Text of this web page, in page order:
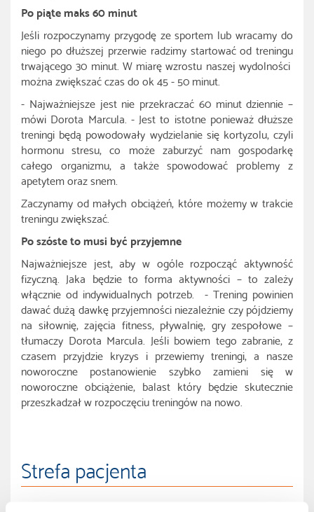
Po piąte maks 60 minut
Jeśli rozpoczynamy przygodę ze sportem lub wracamy do
niego po dłuższej przerwie radzimy startować od treningu
trwającego 30 minut. W miarę wzrostu naszej wydolności
można zwiększać czas do ok 45 - 50 minut.
- Najważniejsze jest nie przekraczać 60 minut dziennie –
mówi Dorota Marcula. - Jest to istotne ponieważ dłuższe
treningi będą powodowały wydzielanie się kortyzolu, czyli
hormonu stresu, co może zaburzyć nam gospodarkę
całego organizmu, a także spowodować problemy z
apetytem oraz snem.
Zaczynamy od małych obciążeń, które możemy w trakcie
treningu zwiększać.
Po szóste to musi być przyjemne
Najważniejsze jest, aby w ogóle rozpocząć aktywność
fizyczną. Jaka będzie to forma aktywności – to zależy
włącznie od indywidualnych potrzeb. - Trening powinien
dawać dużą dawkę przyjemności niezależnie czy pójdziemy
na siłownię, zajęcia fitness, pływalnię, gry zespołowe –
tłumaczy Dorota Marcula. Jeśli bowiem tego zabranie, z
czasem przyjdzie kryzys i przewiemy treningi, a nasze
noworoczne postanowienie szybko zamieni się w
noworoczne obciążenie, balast który będzie skutecznie
przeszkadzał w rozpoczęciu treningów na nowo.
Strefa pacjenta